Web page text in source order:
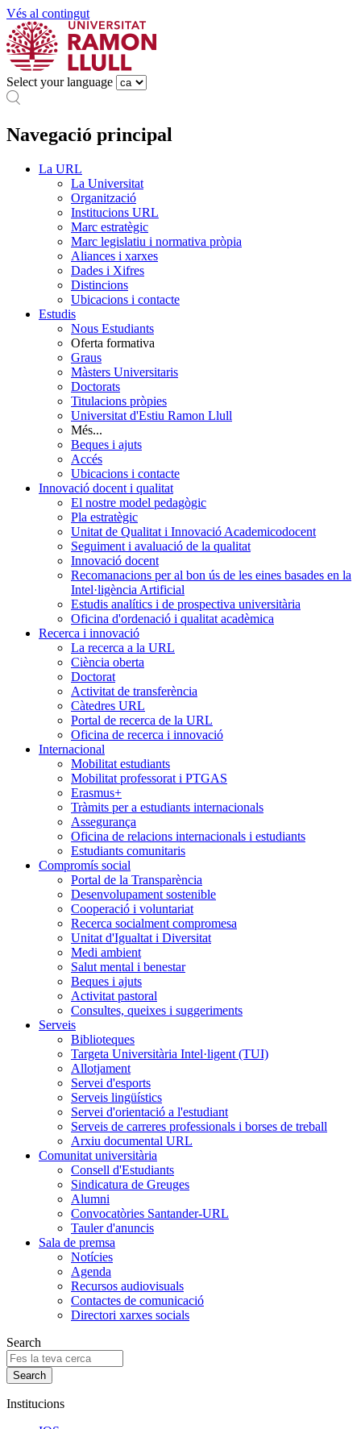
Vés al contingut
Select your language
Navegació principal
La URL
La Universitat
Organització
Institucions URL
Marc estratègic
Marc legislatiu i normativa pròpia
Aliances i xarxes
Dades i Xifres
Distincions
Ubicacions i contacte
Estudis
Nous Estudiants
Oferta formativa
Graus
Màsters Universitaris
Doctorats
Titulacions pròpies
Universitat d'Estiu Ramon Llull
Més...
Beques i ajuts
Accés
Ubicacions i contacte
Innovació docent i qualitat
El nostre model pedagògic
Pla estratègic
Unitat de Qualitat i Innovació Academicodocent
Seguiment i avaluació de la qualitat
Innovació docent
Recomanacions per al bon ús de les eines basades en la
Intel·ligència Artificial
Estudis analítics i de prospectiva universitària
Oficina d'ordenació i qualitat acadèmica
Recerca i innovació
La recerca a la URL
Ciència oberta
Doctorat
Activitat de transferència
Càtedres URL
Portal de recerca de la URL
Oficina de recerca i innovació
Internacional
Mobilitat estudiants
Mobilitat professorat i PTGAS
Erasmus+
Tràmits per a estudiants internacionals
Assegurança
Oficina de relacions internacionals i estudiants
Estudiants comunitaris
Compromís social
Portal de la Transparència
Desenvolupament sostenible
Cooperació i voluntariat
Recerca socialment compromesa
Unitat d'Igualtat i Diversitat
Medi ambient
Salut mental i benestar
Beques i ajuts
Activitat pastoral
Consultes, queixes i suggeriments
Serveis
Biblioteques
Targeta Universitària Intel·ligent (TUI)
Allotjament
Servei d'esports
Serveis lingüístics
Servei d'orientació a l'estudiant
Serveis de carreres professionals i borses de treball
Arxiu documental URL
Comunitat universitària
Consell d'Estudiants
Sindicatura de Greuges
Alumni
Convocatòries Santander-URL
Tauler d'anuncis
Sala de premsa
Notícies
Agenda
Recursos audiovisuals
Contactes de comunicació
Directori xarxes socials
Search
Institucions